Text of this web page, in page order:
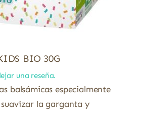
BIO 30G
una reseña.
balsámicas especialmente
la garganta y